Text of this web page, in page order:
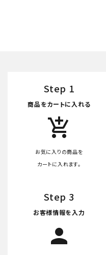
Step 1
商品をカートに入れる
add_shopping_cart
お気に入りの商品を
カートに入れます。
Step 3
お客様情報を入力
person